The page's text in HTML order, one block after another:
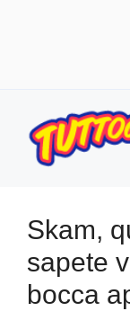
contenuto
Skam,
sapete
bocca